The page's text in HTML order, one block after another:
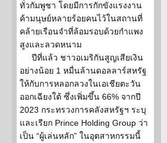
ทั่วกัมพูชา โดยมีการกักขังแรงงาน
ค้ามนุษย์หลายร้อยคนไว้ในสถานที่
คล้ายเรือนจำที่ล้อมรอบด้วยกำแพง
สูงและลวดหนาม
ปีที่แล้ว ชาวอเมริกันสูญเสียเงิน
อย่างน้อย 1 หมื่นล้านดอลลาร์สหรัฐ
ให้กับการหลอกลวงในเอเชียตะวัน
ออกเฉียงใต้ ซึ่งเพิ่มขึ้น 66% จากปี
2023 กระทรวงการคลังสหรัฐฯ ระบุ
และเรียก Prince Holding Group ว่า
เป็น “ผู้เล่นหลัก” ในอุตสาหกรรมนี้